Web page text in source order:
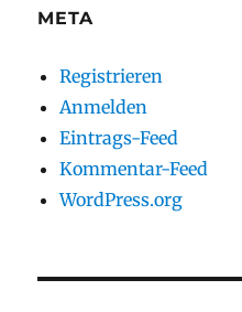
META
Registrieren
Anmelden
Eintrags-Feed
Kommentar-Feed
WordPress.org